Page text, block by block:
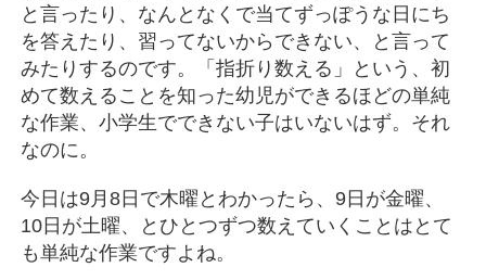
と言ったり、なんとなくで当てずっぽうな日にち
を答えたり、習ってないからできない、と言って
みたりするのです。「指折り数える」という、初
めて数えることを知った幼児ができるほどの単純
な作業、小学生でできない子はいないはず。それ
なのに。
今日は9月8日で木曜とわかったら、9日が金曜、
10日が土曜、とひとつずつ数えていくことはとて
も単純な作業ですよね。